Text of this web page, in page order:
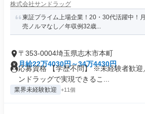
株式会社サンドラッグ
東証プライム上場企業！20・30代活躍中！
売ノルマなし／年収例32歳...
〒353-0004埼玉県志木市本町
月給22万4030円～34万4430円
応募資格 【学歴不問】 ※未経験者歓迎
ンドラッグで実現できるこ...
業界未経験歓迎 +11個